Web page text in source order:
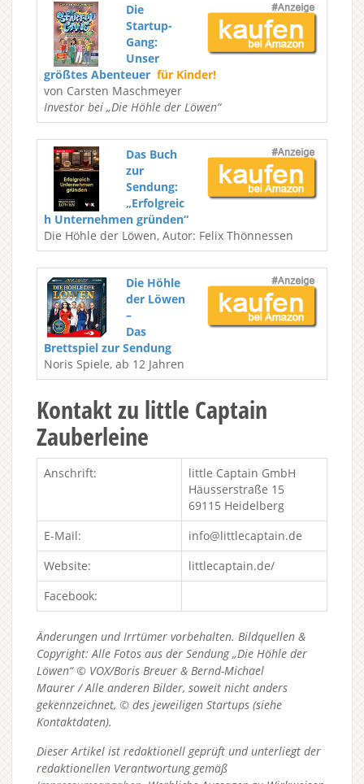
Die
Startup-
Gang:
Unser
größtes Abenteuer für Kinder!
von Carsten Maschmeyer
Investor bei „Die Höhle der Löwen“
Das Buch
zur
Sendung:
„Erfolgreic
h Unternehmen gründen“
Die Höhle der Löwen, Autor: Felix Thönnessen
Die Höhle
der Löwen
–
Das
Brettspiel zur Sendung
Noris Spiele, ab 12 Jahren
Kontakt zu little Captain
Zauberleine
Anschrift:
little Captain GmbH
Häusserstraße 15
69115 Heidelberg
E-Mail:
info@littlecaptain.de
Website:
littlecaptain.de/
Facebook:
Änderungen und Irrtümer vorbehalten. Bildquellen &
Copyright: Alle Fotos aus der Sendung „Die Höhle der
Löwen“ © VOX/Boris Breuer & Bernd-Michael
Maurer / Alle anderen Bilder, soweit nicht anders
gekennzeichnet, © des jeweiligen Startups (siehe
Kontaktdaten).
Dieser Artikel ist redaktionell geprüft und unterliegt der
redaktionellen Verantwortung gemäß